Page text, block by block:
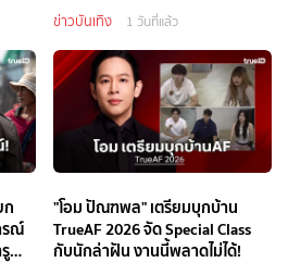
ข่าวบันเทิง 1 วันที่แล้ว
ก
รณ์
"โอม ปัณฑพล" เตรียมบุกบ้าน
TrueAF 2026 จัด Special Class
กับนักล่าฝัน งานนี้พลาดไม่ได้!